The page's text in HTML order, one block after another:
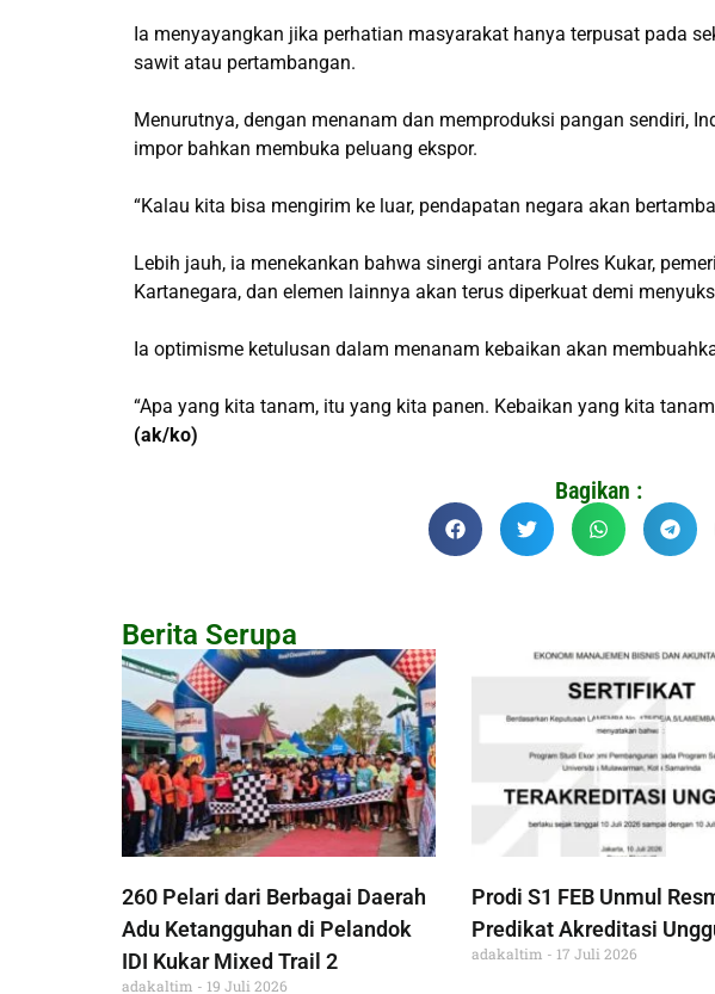
Ia menyayangkan jika perhatian masyarakat hanya terpusat pada
sawit atau pertambangan.
Menurutnya, dengan menanam dan memproduksi pangan sendiri,
impor bahkan membuka peluang ekspor.
“Kalau kita bisa mengirim ke luar, pendapatan negara akan
Lebih jauh, ia menekankan bahwa sinergi antara Polres Kukar,
Kartanegara, dan elemen lainnya akan terus diperkuat demi
Ia optimisme ketulusan dalam menanam kebaikan akan
“Apa yang kita tanam, itu yang kita panen. Kebaikan yang kita
(ak/ko)
Bagikan :
Berita Serupa
260 Pelari dari Berbagai Daerah
Adu Ketangguhan di Pelandok
IDI Kukar Mixed Trail 2
adakaltim 19 Juli 2026
Prodi S1 FEB Unmul
Predikat Akreditasi
adakaltim 17 Juli 2026